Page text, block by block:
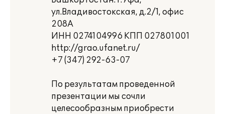
ул.Владивостокская, д.2/1, офис
208А
ИНН 0274104996 КПП 027801001
http://grao.ufanet.ru/
+7 (347) 292-63-07
По результатам проведенной
презентации мы сочли
целесообразным приобрести